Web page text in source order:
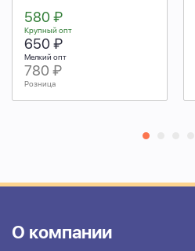
580 ₽
Крупный опт
650 ₽
Мелкий опт
780 ₽
Розница
О компании